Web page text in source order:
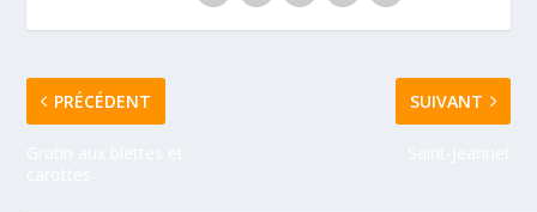
PRÉCÉDENT SUIVANT